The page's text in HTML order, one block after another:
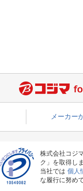
メーカー
株式会社コジ
ク」を取得し
当社では 個人
な履行に努め